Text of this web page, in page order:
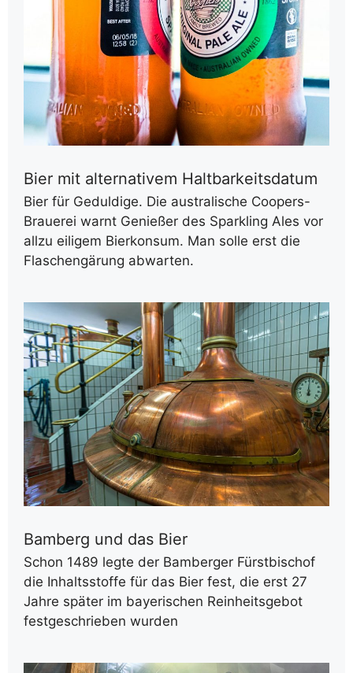
Bier mit alternativem Haltbarkeitsdatum
Bier für Geduldige. Die australische Coopers-
Brauerei warnt Genießer des Sparkling Ales vor
allzu eiligem Bierkonsum. Man solle erst die
Flaschengärung abwarten.
Bamberg und das Bier
Schon 1489 legte der Bamberger Fürstbischof
die Inhaltsstoffe für das Bier fest, die erst 27
Jahre später im bayerischen Reinheitsgebot
festgeschrieben wurden